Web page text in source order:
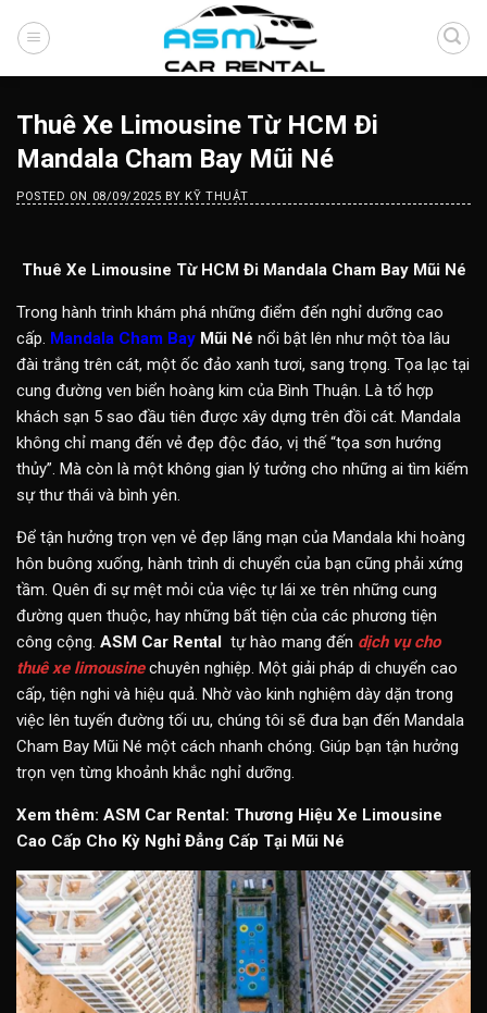
Thuê Xe Limousine Từ HCM Đi
Mandala Cham Bay Mũi Né
POSTED ON 08/09/2025 BY KỸ THUẬT
Thuê Xe Limousine Từ HCM Đi Mandala Cham Bay Mũi Né
Trong hành trình khám phá những điểm đến nghỉ dưỡng cao
cấp. Mandala Cham Bay Mũi Né nổi bật lên như một tòa lâu
đài trắng trên cát, một ốc đảo xanh tươi, sang trọng. Tọa lạc tại
cung đường ven biển hoàng kim của Bình Thuận. Là tổ hợp
khách sạn 5 sao đầu tiên được xây dựng trên đồi cát. Mandala
không chỉ mang đến vẻ đẹp độc đáo, vị thế “tọa sơn hướng
thủy”. Mà còn là một không gian lý tưởng cho những ai tìm kiếm
sự thư thái và bình yên.
Để tận hưởng trọn vẹn vẻ đẹp lãng mạn của Mandala khi hoàng
hôn buông xuống, hành trình di chuyển của bạn cũng phải xứng
tầm. Quên đi sự mệt mỏi của việc tự lái xe trên những cung
đường quen thuộc, hay những bất tiện của các phương tiện
công cộng. ASM Car Rental tự hào mang đến dịch vụ cho
thuê xe limousine chuyên nghiệp. Một giải pháp di chuyển cao
cấp, tiện nghi và hiệu quả. Nhờ vào kinh nghiệm dày dặn trong
việc lên tuyến đường tối ưu, chúng tôi sẽ đưa bạn đến Mandala
Cham Bay Mũi Né một cách nhanh chóng. Giúp bạn tận hưởng
trọn vẹn từng khoảnh khắc nghỉ dưỡng.
Xem thêm: ASM Car Rental: Thương Hiệu Xe Limousine
Cao Cấp Cho Kỳ Nghỉ Đẳng Cấp Tại Mũi Né